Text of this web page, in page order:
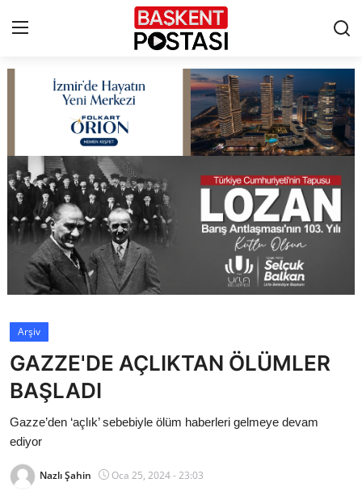
Çerez Politikası
Künye
Ankara
TBMM
Cumhurbaşkanlığı
Bakanlıklar
Siyasi Partiler
Mülki İdare
Arşiv
GAZZE'DE AÇLIKTAN ÖLÜMLER
BAŞLADI
Gazze’den ‘açlık’ sebebiyle ölüm haberleri gelmeye devam
ediyor
Nazlı Şahin Oca 25, 2024 - 23:03